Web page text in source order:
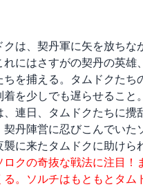
は、契丹軍に矢を放ち
れにはさすがの契丹の英
を捕える。タムドクた
を少しでも遅らせること
連日、タムドクたちに
契丹陣営に忍びこんでい
に来たタムドクに助けら
クの奇抜な戦法に注目
る。ソルチはもともとタ